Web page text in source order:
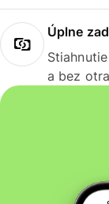
Úplne
a bez